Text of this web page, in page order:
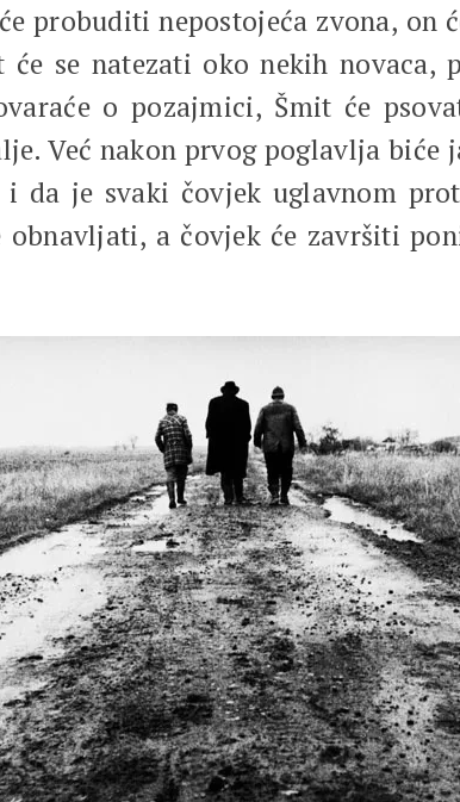
probuditi nepostojeća zvona, on
će se natezati oko nekih novaca,
o pozajmici, Šmit će
Već nakon prvog poglavlja
da je svaki čovjek uglavnom
obnavljati, a čovjek će završiti